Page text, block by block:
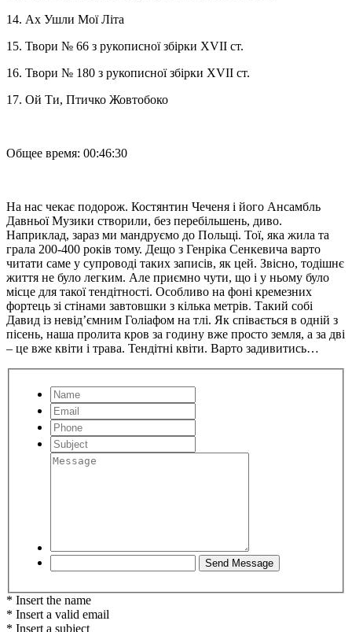
14. Ах Ушли Мої Літа
15. Твори № 66 з рукописної збірки XVII ст.
16. Твори № 180 з рукописної збірки XVII ст.
17. Ой Ти, Птичко Жовтобоко
Общее время: 00:46:30
На нас чекає подорож. Костянтин Чеченя і його Ансамбль
Давньої Музики створили, без перебільшень, диво.
Наприклад, зараз ми мандруємо до Польщі. Тої, яка жила та
грала 200-400 років тому. Дещо з Генріка Сенкевича варто
читати саме у супроводі таких записів, як цей. Звісно, тодішнє
життя не було легким. Але приємно чути, що і у ньому було
місце для такої тендітності. Особливо на фоні кремезних
фортець зі стінами завтовшки з кілька метрів. Такий собі
Давид із невід’ємним Голіафом на тлі. Як співається в одній з
пісень, наша пролита кров за годину вже просто земля, а за дві
– це вже квіти і трава. Тендітні квіти. Варто задивитись…
* Insert the name
* Insert a valid email
* Insert a subject